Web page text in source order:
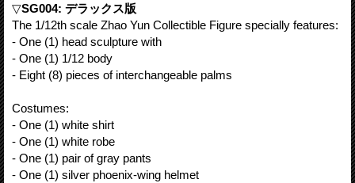
▽SG004: デラックス版
The 1/12th scale Zhao Yun Collectible Figure specially features:
- One (1) head sculpture with
- One (1) 1/12 body
- Eight (8) pieces of interchangeable palms
Costumes:
- One (1) white shirt
- One (1) white robe
- One (1) pair of gray pants
- One (1) silver phoenix-wing helmet